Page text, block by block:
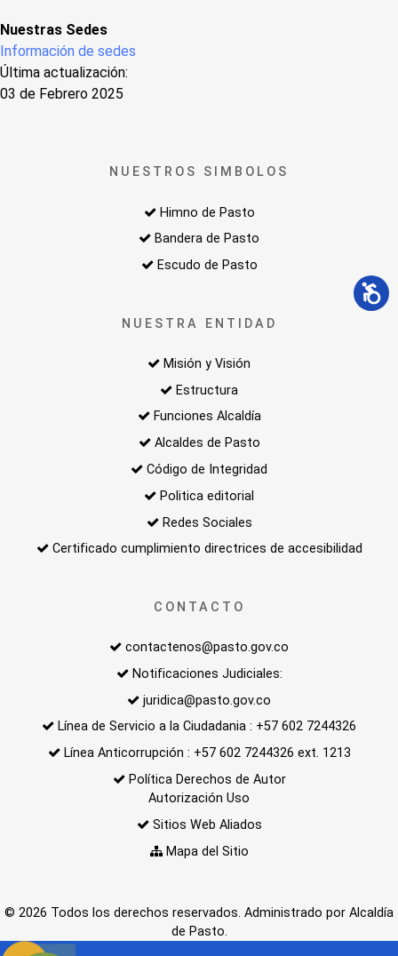
Nuestras Sedes
Información de sedes
Última actualización:
03 de Febrero 2025
NUESTROS SIMBOLOS
Himno de Pasto
Bandera de Pasto
Escudo de Pasto
NUESTRA ENTIDAD
Misión y Visión
Estructura
Funciones Alcaldía
Alcaldes de Pasto
Código de Integridad
Politica editorial
Redes Sociales
Certificado cumplimiento directrices de accesibilidad
CONTACTO
contactenos@pasto.gov.co
Notificaciones Judiciales:
juridica@pasto.gov.co
Línea de Servicio a la Ciudadania : +57 602 7244326
Línea Anticorrupción : +57 602 7244326 ext. 1213
Política Derechos de Autor
Autorización Uso
Sitios Web Aliados
Mapa del Sitio
© 2026 Todos los derechos reservados. Administrado por Alcaldía
de Pasto.